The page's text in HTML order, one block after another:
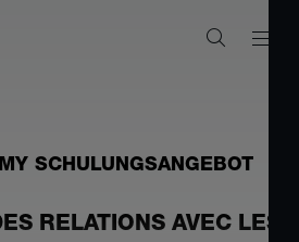
SCHULUNGSANGEBOT
RELATIONS AVEC LES